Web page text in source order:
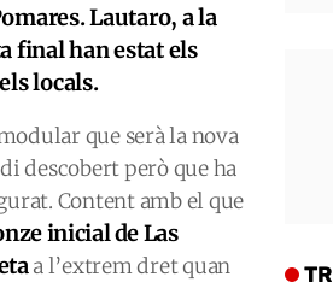
Lautaro, a la
final han estat els
locals.
que serà la nova
descobert però que ha
Content amb el que
inicial de Las
a l’extrem dret quan